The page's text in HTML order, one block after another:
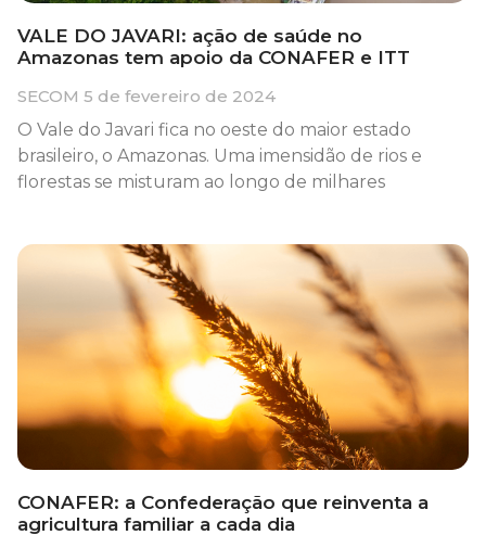
VALE DO JAVARI: ação de saúde no
Amazonas tem apoio da CONAFER e ITT
SECOM 5 de fevereiro de 2024
O Vale do Javari fica no oeste do maior estado
brasileiro, o Amazonas. Uma imensidão de rios e
florestas se misturam ao longo de milhares
CONAFER: a Confederação que reinventa a
agricultura familiar a cada dia